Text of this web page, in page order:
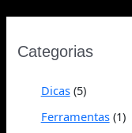
Categorias
Dicas(5)
Ferramentas(1)